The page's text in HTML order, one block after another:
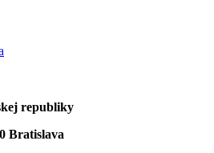
republiky
Bratislava